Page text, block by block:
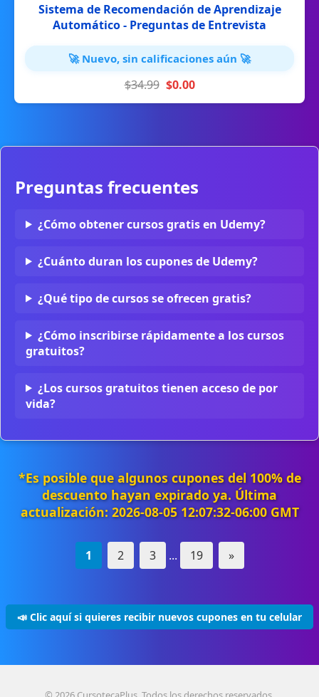
Sistema de Recomendación de Aprendizaje
Automático - Preguntas de Entrevista
🚀 Nuevo, sin calificaciones aún 🚀
$34.99 $0.00
Preguntas frecuentes
¿Cómo obtener cursos gratis en Udemy?
¿Cuánto duran los cupones de Udemy?
¿Qué tipo de cursos se ofrecen gratis?
¿Cómo inscribirse rápidamente a los cursos
gratuitos?
¿Los cursos gratuitos tienen acceso de por
vida?
*Es posible que algunos cupones del 100% de
descuento hayan expirado ya. Última
actualización: 2026-08-05 12:07:32-06:00 GMT
1 2 3 ... 19 »
📣 Clic aquí si quieres recibir nuevos cupones en tu celular